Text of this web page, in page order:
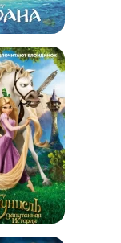
DC: Лига
– Космическая